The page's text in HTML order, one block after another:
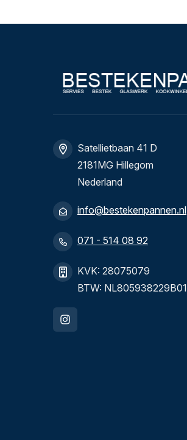
Satellietbaan 41 D
2181MG Hillegom
Nederland
info@bestekenpannen.nl
071 - 514 08 92
KVK: 28075079
BTW: NL805938229B01